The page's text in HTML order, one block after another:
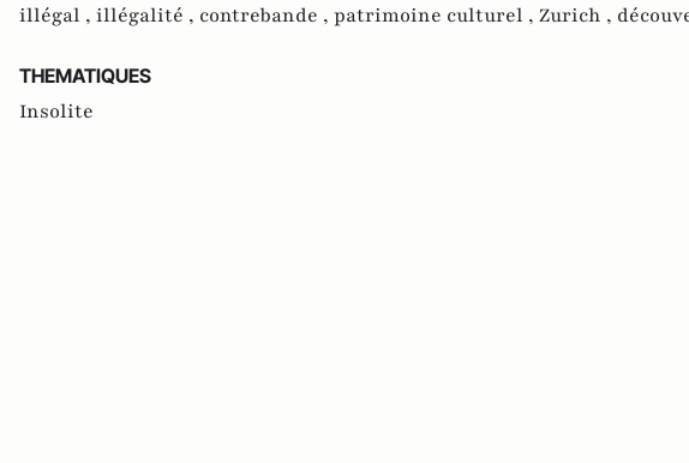
illégal , illégalité , contrebande , patrimoine culturel , Zurich ,
THEMATIQUES
Insolite